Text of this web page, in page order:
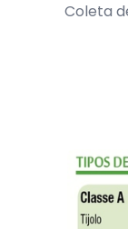
Coleta